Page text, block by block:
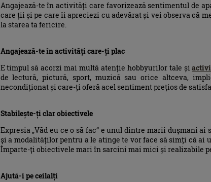
Angajează-te în activități care favorizează sentimentul de
care ții și pe care îi apreciezi cu adevărat și vei observa că
la starea ta fericire.
Angajează-te în activități care-ți plac
E timpul să acorzi mai multă atenție hobbyurilor tale și
de lectură, pictură, sport, muzică sau orice altceva,
necondiționat și care-ți oferă acel sentiment prețios de
Stabilește-ți clar obiectivele
Expresia „Văd eu ce o să fac“ e unul dintre marii dușmani
și a modalităților pentru a le atinge te vor face să simți că
Împarte-ți obiectivele mari în sarcini mai mici și realizabile
Ajută-i pe ceilalți